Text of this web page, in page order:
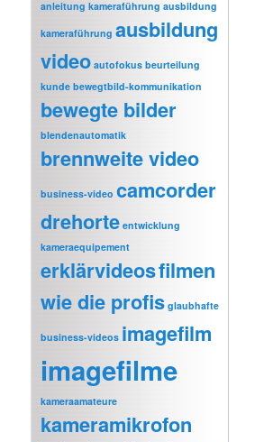
anleitung kameraführung ausbildung
kameraführung ausbildung
video autofokus beurteilung
kunde bewegtbild-kommunikation
bewegte bilder
blendenautomatik
brennweite video
business-video camcorder
drehorte entwicklung
kameraequipement
erklärvideosfilmen
wie die profis glaubhafte
business-videos imagefilm
imagefilme
kameraamateure
kameramikrofon